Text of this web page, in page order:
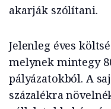
akarják szólítani.
Jelenleg éves
melynek mintegy
pályázatokból. A
százalékra